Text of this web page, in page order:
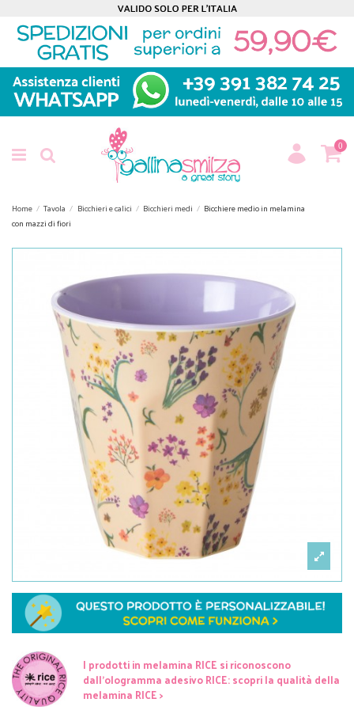
0
Home Tavola Bicchieri e calici Bicchieri medi
Bicchiere medio in melamina
con mazzi di fiori
I prodotti in melamina RICE si riconoscono
dall'ologramma adesivo RICE: scopri la qualità della
melamina RICE >